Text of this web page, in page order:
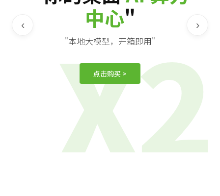
X2
中心"
"本地大模型，开箱即用"
点击购买 >
‹ ›